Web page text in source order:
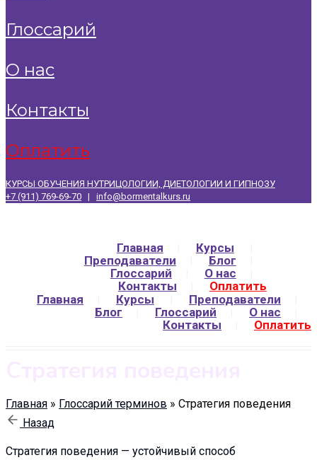
глоссарий
о нас
контакты
оплатить
КУРСЫ ОБУЧЕНИЯ НУТРИЦОЛОГИИ, ДИЕТОЛОГИИ И ГИПНОЗУ
+7 (911) 769-69-70 | info@bormentalkurs.ru
Главная
Курсы
Преподаватели
Блог
Глоссарий
О нас
Контакты
Оплатить
Главная
Курсы
Преподаватели
Блог
Глоссарий
О нас
Контакты
Оплатить
Главная » Глоссарий терминов » Стратегия поведения
Назад
Стратегия поведения — устойчивый способ